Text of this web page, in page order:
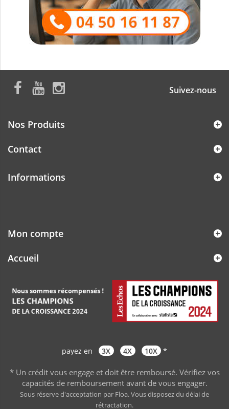
Suivez-nous
Nos Produits
Contact
Informations
Mon compte
Accueil
payez en 3X 4X 10X *
* Un crédit vous engage et doit être remboursé. Vérifiez vos
capacités de remboursement avant de vous engager.
Sous réserve d'acceptation par Floa. Vous disposez du délai de
rétractation.